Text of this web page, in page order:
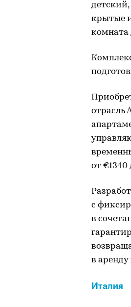
крытые
комната
отрасль
от €1340
с
в
в аренду
Италия